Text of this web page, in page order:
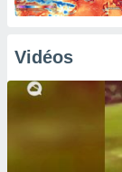
Vidéos